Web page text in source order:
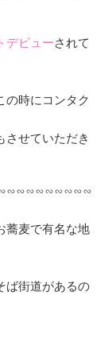
デビューされて
の時にコンタク
させていただき
蕎麦で有名な地
ば街道があるの